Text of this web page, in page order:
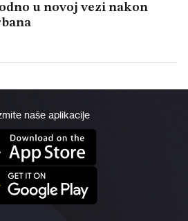
u novoj vezi nakon
naše aplikacije